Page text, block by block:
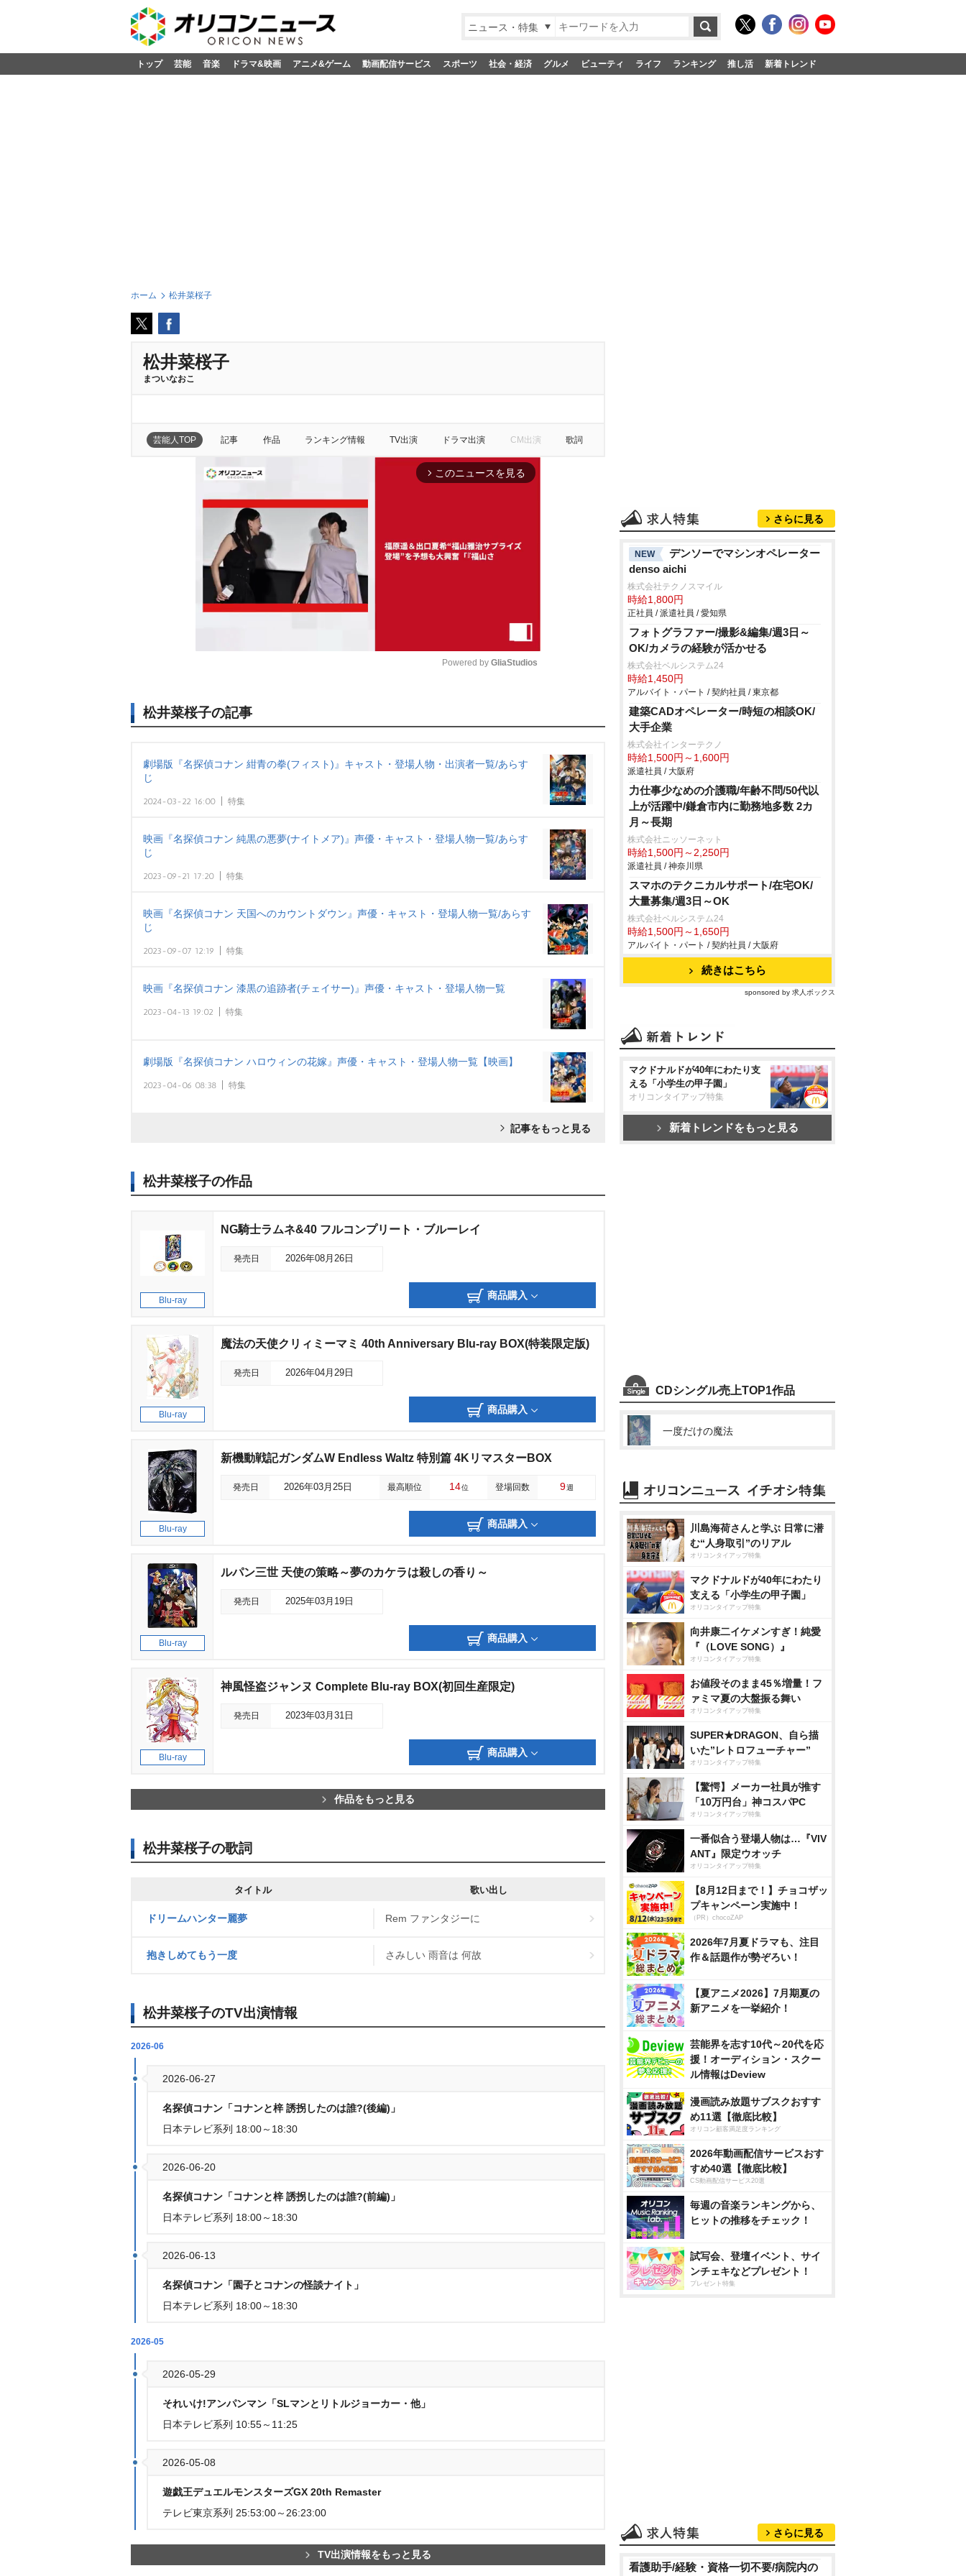
ニュース・特集
トップ 芸能 音楽 ドラマ&映画 アニメ&ゲーム 動画配信サービス スポーツ 社会・経済 グルメ ビューティ ライフ ランキング 推し活 新着トレンド
ホーム 松井菜桜子
松井菜桜子
まついなおこ
芸能人TOP 記事 作品 ランキング情報 TV出演 ドラマ出演 CM出演 歌詞
arrow_forward_ios このニュースを見る
u
e
Powered by GliaStudios
松井菜桜子の記事
劇場版『名探偵コナン 紺青の拳(フィスト)』キャスト・登場人物・出演者一覧/あらす
じ
2024-03-22 16:00 特集
映画『名探偵コナン 純黒の悪夢(ナイトメア)』声優・キャスト・登場人物一覧/あらす
じ
2023-09-21 17:20 特集
映画『名探偵コナン 天国へのカウントダウン』声優・キャスト・登場人物一覧/あらす
じ
2023-09-07 12:19 特集
映画『名探偵コナン 漆黒の追跡者(チェイサー)』声優・キャスト・登場人物一覧
2023-04-13 19:02 特集
劇場版『名探偵コナン ハロウィンの花嫁』声優・キャスト・登場人物一覧【映画】
2023-04-06 08:38 特集
記事をもっと見る
松井菜桜子の作品
Blu-ray
NG騎士ラムネ&40 フルコンプリート・ブルーレイ
発売日 2026年08月26日
商品購入
Blu-ray
魔法の天使クリィミーマミ 40th Anniversary Blu-ray BOX(特装限定版)
発売日 2026年04月29日
商品購入
Blu-ray
新機動戦記ガンダムW Endless Waltz 特別篇 4KリマスターBOX
発売日 2026年03月25日 最高順位 14位 登場回数 9週
商品購入
Blu-ray
ルパン三世 天使の策略～夢のカケラは殺しの香り～
発売日 2025年03月19日
商品購入
Blu-ray
神風怪盗ジャンヌ Complete Blu-ray BOX(初回生産限定)
発売日 2023年03月31日
商品購入
作品をもっと見る
松井菜桜子の歌詞
タイトル 歌い出し
ドリームハンター麗夢 Rem ファンタジーに
抱きしめてもう一度 さみしい 雨音は 何故
松井菜桜子のTV出演情報
2026-06
2026-06-27
名探偵コナン「コナンと梓 誘拐したのは誰?(後編)」
日本テレビ系列 18:00～18:30
2026-06-20
名探偵コナン「コナンと梓 誘拐したのは誰?(前編)」
日本テレビ系列 18:00～18:30
2026-06-13
名探偵コナン「園子とコナンの怪談ナイト」
日本テレビ系列 18:00～18:30
2026-05
2026-05-29
それいけ!アンパンマン「SLマンとリトルジョーカー・他」
日本テレビ系列 10:55～11:25
2026-05-08
遊戯王デュエルモンスターズGX 20th Remaster
テレビ東京系列 25:53:00～26:23:00
TV出演情報をもっと見る
さらに見る
NEW
デンソーでマシンオペレーター
denso aichi
株式会社テクノスマイル
時給1,800円
正社員 / 派遣社員 / 愛知県
フォトグラファー/撮影&編集/週3日～
OK/カメラの経験が活かせる
株式会社ベルシステム24
時給1,450円
アルバイト・パート / 契約社員 / 東京都
建築CADオペレーター/時短の相談OK/
大手企業
株式会社インターテクノ
時給1,500円～1,600円
派遣社員 / 大阪府
力仕事少なめの介護職/年齢不問/50代以
上が活躍中/鎌倉市内に勤務地多数 2カ
月～長期
株式会社ニッソーネット
時給1,500円～2,250円
派遣社員 / 神奈川県
スマホのテクニカルサポート/在宅OK/
大量募集/週3日～OK
株式会社ベルシステム24
時給1,500円～1,650円
アルバイト・パート / 契約社員 / 大阪府
続きはこちら
sponsored by 求人ボックス
マクドナルドが40年にわたり支
える「小学生の甲子園」
オリコンタイアップ特集
新着トレンドをもっと見る
CDシングル売上TOP1作品
一度だけの魔法
川島海荷さんと学ぶ 日常に潜
む“人身取引”のリアル
オリコンタイアップ特集
マクドナルドが40年にわたり
支える「小学生の甲子園」
オリコンタイアップ特集
向井康二イケメンすぎ！純愛
『（LOVE SONG）』
オリコンタイアップ特集
お値段そのまま45％増量！フ
ァミマ夏の大盤振る舞い
オリコンタイアップ特集
SUPER★DRAGON、自ら描
いた”レトロフューチャー”
オリコンタイアップ特集
【驚愕】メーカー社員が推す
「10万円台」神コスパPC
オリコンタイアップ特集
一番似合う登場人物は…『VIV
ANT』限定ウオッチ
オリコンタイアップ特集
【8月12日まで！】チョコザッ
プキャンペーン実施中！
（PR）chocoZAP
2026年7月夏ドラマも、注目
作＆話題作が勢ぞろい！
【夏アニメ2026】7月期夏の
新アニメを一挙紹介！
芸能界を志す10代～20代を応
援！オーディション・スクー
ル情報はDeview
漫画読み放題サブスクおすす
め11選【徹底比較】
オリコン顧客満足度ランキング
2026年動画配信サービスおす
すめ40選【徹底比較】
CS動画配信サービス20選
毎週の音楽ランキングから、
ヒットの推移をチェック！
試写会、登壇イベント、サイ
ンチェキなどプレゼント！
プレゼント特集
さらに見る
看護助手/経験・資格一切不要/病院内の